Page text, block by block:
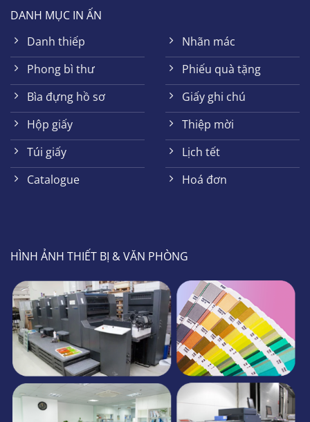
DANH MỤC IN ẤN
Danh thiếp
Phong bì thư
Bìa đựng hồ sơ
Hộp giấy
Túi giấy
Catalogue
Nhãn mác
Phiếu quà tặng
Giấy ghi chú
Thiệp mời
Lịch tết
Hoá đơn
HÌNH ẢNH THIẾT BỊ & VĂN PHÒNG